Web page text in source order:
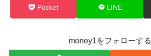
Pocket LINE
money1をフォローする